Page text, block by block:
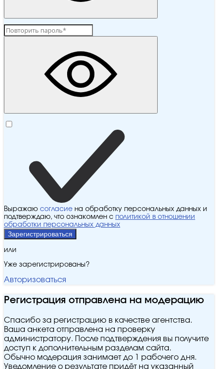
Выражаю согласие на обработку персональных данных и
подтверждаю, что ознакомлен с политикой в отношении
обработки персональных данных
Зарегистрироваться
или
Уже зарегистрированы?
Авторизоваться
Регистрация отправлена на модерацию
Спасибо за регистрацию в качестве агентства.
Ваша анкета отправлена на проверку
администратору. После подтверждения вы получите
доступ к дополнительным разделам сайта.
Обычно модерация занимает до 1 рабочего дня.
Уведомление о результате придёт на указанный